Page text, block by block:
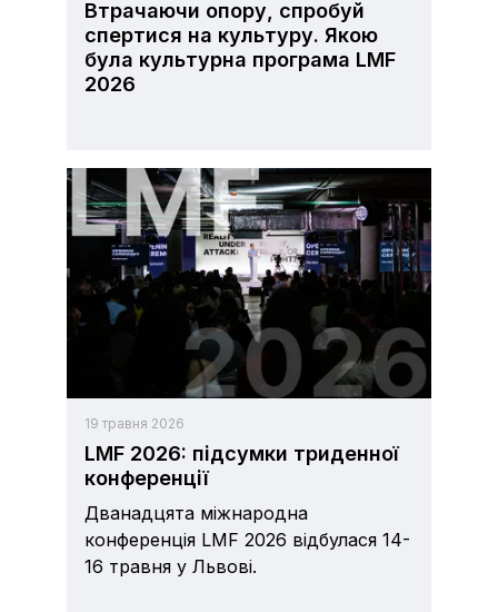
Втрачаючи опору, спробуй
спертися на культуру. Якою
була культурна програма LMF
2026
19 травня 2026
LMF 2026: підсумки триденної
конференції
Дванадцята міжнародна
конференція LMF 2026 відбулася 14-
16 травня у Львові.